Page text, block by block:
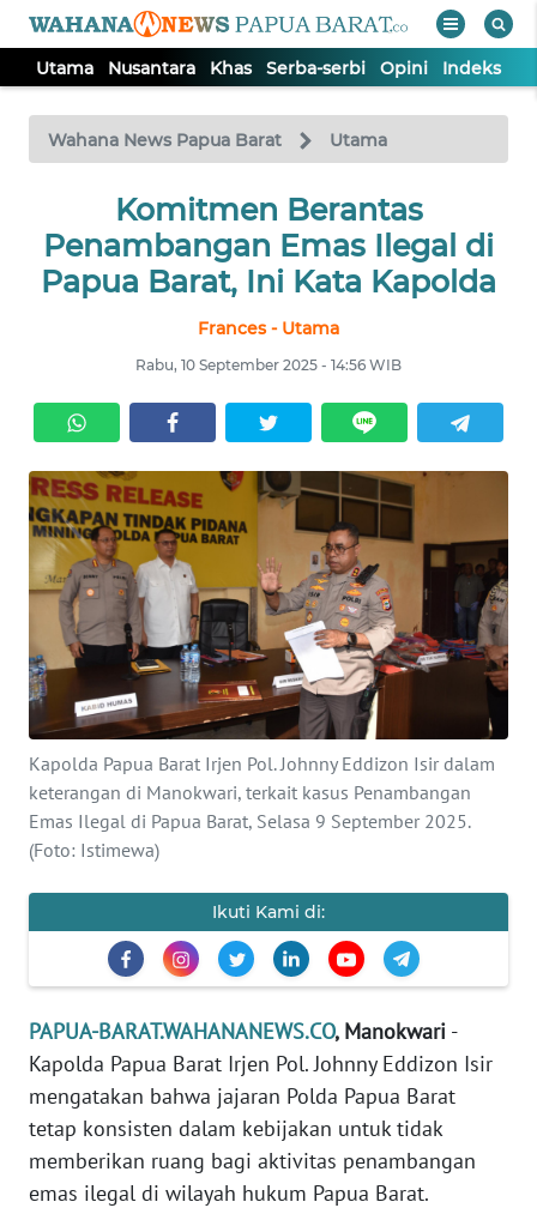
Utama Nusantara Khas Serba-serbi Opini Indeks
Wahana News Papua Barat Utama
Komitmen Berantas
Penambangan Emas Ilegal di
Papua Barat, Ini Kata Kapolda
Frances - Utama
Rabu, 10 September 2025 - 14:56 WIB
Kapolda Papua Barat Irjen Pol. Johnny Eddizon Isir dalam
keterangan di Manokwari, terkait kasus Penambangan
Emas Ilegal di Papua Barat, Selasa 9 September 2025.
(Foto: Istimewa)
Ikuti Kami di:
PAPUA-BARAT.WAHANANEWS.CO, Manokwari -
Kapolda Papua Barat Irjen Pol. Johnny Eddizon Isir
mengatakan bahwa jajaran Polda Papua Barat
tetap konsisten dalam kebijakan untuk tidak
memberikan ruang bagi aktivitas penambangan
emas ilegal di wilayah hukum Papua Barat.
TV
Tutup
NUSANTARA
SERBA-
SERBI
OPINI
Informasi
INDEKS
BERITA
KONTAK
KAMI
INFO
IKLAN
PEDOMAN
SIBER
REDAKSI
KARIR